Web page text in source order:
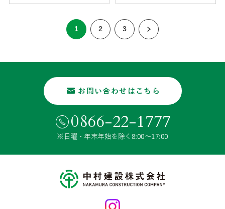
1 2 3
お問い合わせはこちら
0866-22-1777
※日曜・年末年始を除く8:00〜17:00